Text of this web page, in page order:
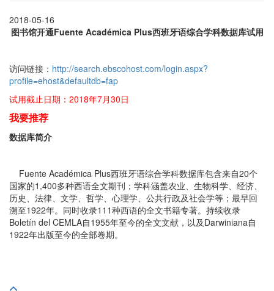
2018-05-16
图书馆开通Fuente Académica Plus西班牙语综合学科数据库试用
访问链接： http://search.ebscohost.com/login.aspx?
profile=ehost&defaultdb=fap
试用截止日期：2018年7月30日
我要推荐
数据库简介
Fuente Académica Plus西班牙语综合学科数据库包含来自20个
国家的1,400多种西语全文期刊；学科涵盖农业、生物科学、经济、
历史、法律、文学、哲学、心理学、公共行政及社会学等；最早回
溯至1922年。同时收录111种西语的全文书籍专著。持续收录
Boletín del CEMLA自1955年至今的全文文献，以及Darwiniana自
1922年出版至今的全部卷期。